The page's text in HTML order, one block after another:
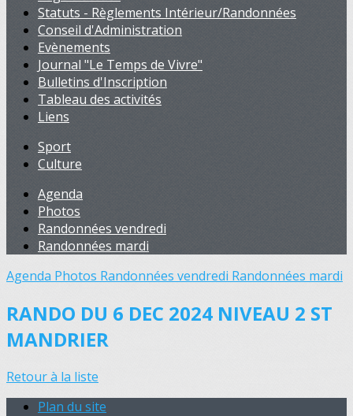
Statuts - Règlements Intérieur/Randonnées
Conseil d'Administration
Evènements
Journal "Le Temps de Vivre"
Bulletins d'Inscription
Tableau des activités
Liens
Sport
Culture
Agenda
Photos
Randonnées vendredi
Randonnées mardi
Agenda Photos Randonnées vendredi Randonnées mardi
RANDO DU 6 DEC 2024 NIVEAU 2 ST
MANDRIER
Retour à la liste
Plan du site